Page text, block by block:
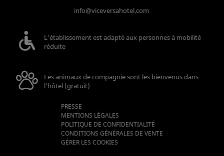
info@viceversahotel.com
L’établissement est adapté aux personnes à mobilité
réduite
Les animaux de compagnie sont les bienvenus dans
l’hôtel (gratuit)
PRESSE
MENTIONS LÉGALES
POLITIQUE DE CONFIDENTIALITÉ
CONDITIONS GÉNÉRALES DE VENTE
GÉRER LES COOKIES